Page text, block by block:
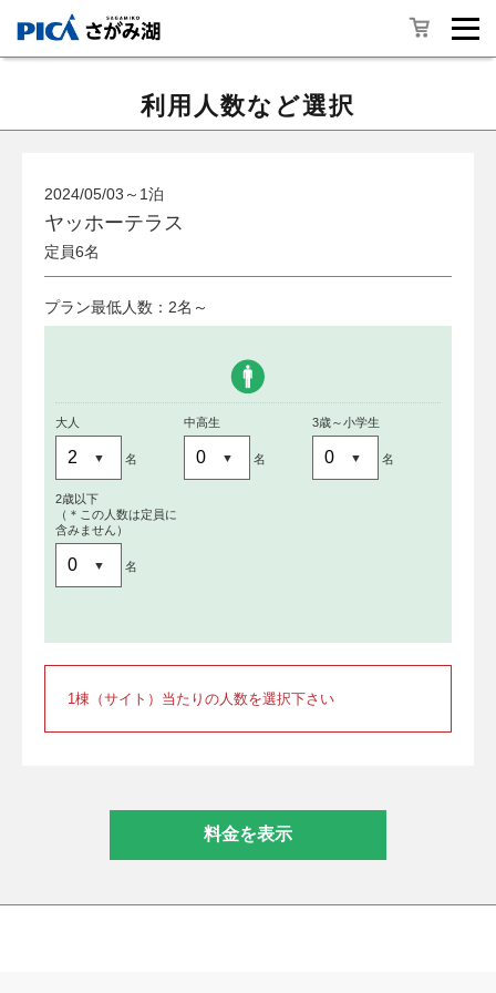
利用人数など選択
2024/05/03～1泊
ヤッホーテラス
定員6名
プラン最低人数：2名～
大人
名
中高生
名
3歳～小学生
名
2歳以下
（＊この人数は定員に
含みません）
名
1棟（サイト）当たりの人数を選択下さい
料金を表示